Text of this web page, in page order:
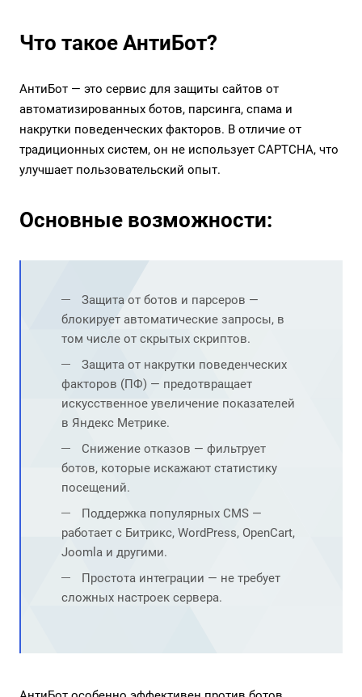
Что такое АнтиБот?
АнтиБот — это сервис для защиты сайтов от
автоматизированных ботов, парсинга, спама и
накрутки поведенческих факторов. В отличие от
традиционных систем, он не использует CAPTCHA, что
улучшает пользовательский опыт.
Основные возможности:
Защита от ботов и парсеров —
блокирует автоматические запросы, в
том числе от скрытых скриптов.
Защита от накрутки поведенческих
факторов (ПФ) — предотвращает
искусственное увеличение показателей
в Яндекс Метрике.
Снижение отказов — фильтрует
ботов, которые искажают статистику
посещений.
Поддержка популярных CMS —
работает с Битрикс, WordPress, OpenCart,
Joomla и другими.
Простота интеграции — не требует
сложных настроек сервера.